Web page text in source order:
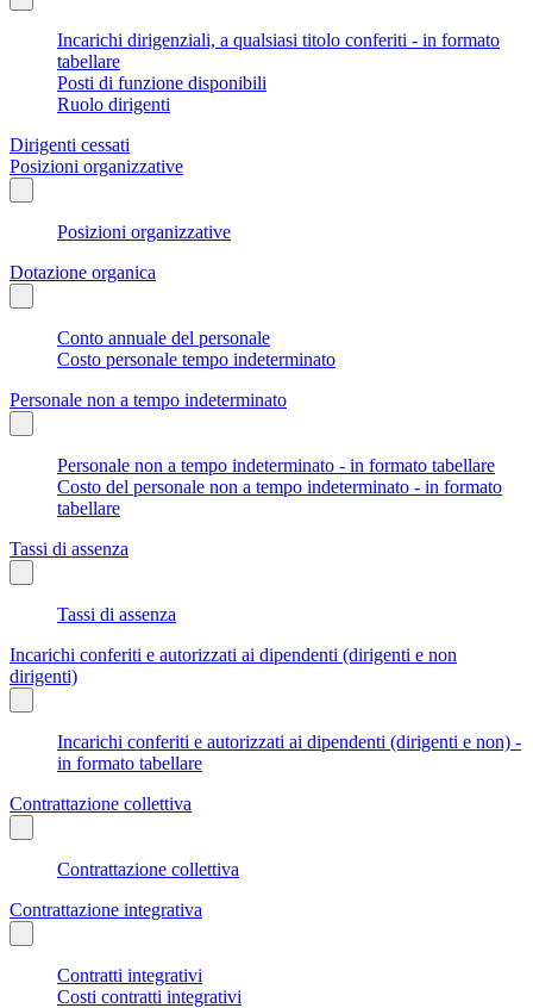
Incarichi dirigenziali, a qualsiasi titolo conferiti - in formato
tabellare
Posti di funzione disponibili
Ruolo dirigenti
Dirigenti cessati
Posizioni organizzative
Posizioni organizzative
Dotazione organica
Conto annuale del personale
Costo personale tempo indeterminato
Personale non a tempo indeterminato
Personale non a tempo indeterminato - in formato tabellare
Costo del personale non a tempo indeterminato - in formato
tabellare
Tassi di assenza
Tassi di assenza
Incarichi conferiti e autorizzati ai dipendenti (dirigenti e non
dirigenti)
Incarichi conferiti e autorizzati ai dipendenti (dirigenti e non) -
in formato tabellare
Contrattazione collettiva
Contrattazione collettiva
Contrattazione integrativa
Contratti integrativi
Costi contratti integrativi